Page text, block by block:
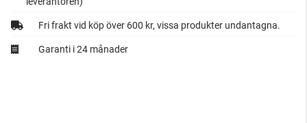
Fri frakt vid köp över 600 kr, vissa produkter undantagna.
Garanti i 24 månader